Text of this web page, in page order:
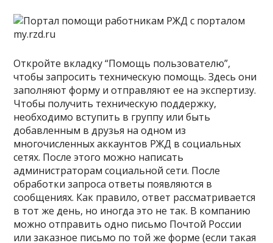
Откройте вкладку “Помощь пользователю”,
чтобы запросить техническую помощь. Здесь они
заполняют форму и отправляют ее на экспертизу.
Чтобы получить техническую поддержку,
необходимо вступить в группу или быть
добавленным в друзья на одном из
многочисленных аккаунтов РЖД в социальных
сетях. После этого можно написать
администраторам социальной сети. После
обработки запроса ответы появляются в
сообщениях. Как правило, ответ рассматривается
в тот же день, но иногда это не так. В компанию
можно отправить одно письмо Почтой России
или заказное письмо по той же форме (если такая